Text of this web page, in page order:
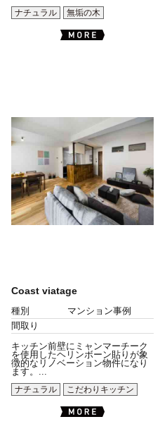
ナチュラル
無垢の木
Coast viatage
種別
マンション事例
間取り
キッチン前壁にミャンマーチーク
を使用したヘリンボーン貼りが象
徴的なリノベーション物件になり
ます。...
ナチュラル
こだわりキッチン